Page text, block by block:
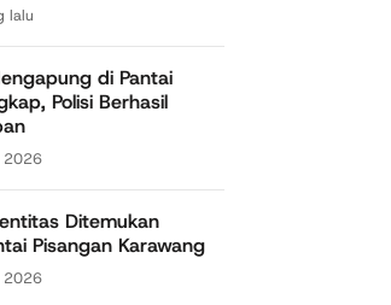
lalu
di Pantai
Polisi Berhasil
2026
Ditemukan
Pisangan Karawang
2026